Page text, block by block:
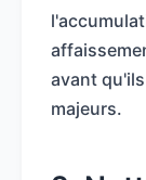
avant
majeurs.